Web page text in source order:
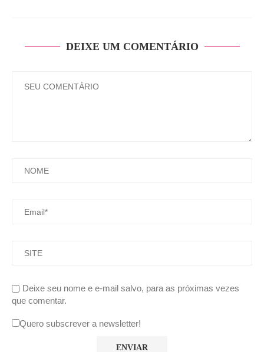
DEIXE UM COMENTÁRIO
Deixe seu nome e e-mail salvo, para as próximas vezes
que comentar.
Quero subscrever a newsletter!